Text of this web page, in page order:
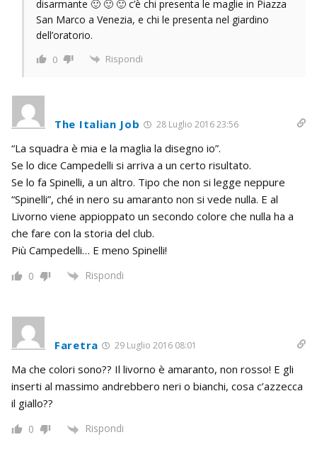
disarmante 🙂 🙂 🙂 c’è chi presenta le maglie in Piazza
San Marco a Venezia, e chi le presenta nel giardino
dell’oratorio.
0 Rispondi
The Italian Job 28 Luglio 2016 23:56
“La squadra è mia e la maglia la disegno io”.
Se lo dice Campedelli si arriva a un certo risultato.
Se lo fa Spinelli, a un altro. Tipo che non si legge neppure
“Spinelli”, ché in nero su amaranto non si vede nulla. E al
Livorno viene appioppato un secondo colore che nulla ha a
che fare con la storia del club.
Più Campedelli… E meno Spinelli!
0 Rispondi
Faretra 29 Luglio 2016 08:01
Ma che colori sono?? Il livorno è amaranto, non rosso! E gli
inserti al massimo andrebbero neri o bianchi, cosa c’azzecca
il giallo??
0 Rispondi